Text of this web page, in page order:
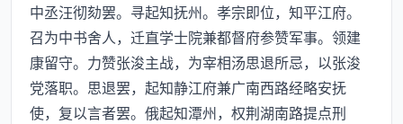
中丞汪彻劾罢。寻起知抚州。孝宗即位，知平江府。
召为中书舍人，迁直学士院兼都督府参赞军事。领建
康留守。力赞张浚主战，为宰相汤思退所忌，以张浚
党落职。思退罢，起知静江府兼广南西路经略安抚
使，复以言者罢。俄起知潭州，权荆湖南路提点刑